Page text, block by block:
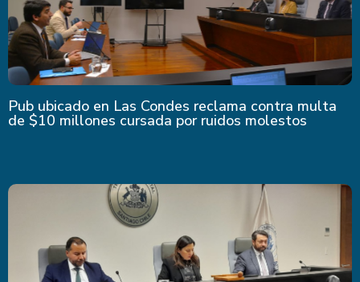
Pub ubicado en Las Condes reclama contra multa
de $10 millones cursada por ruidos molestos